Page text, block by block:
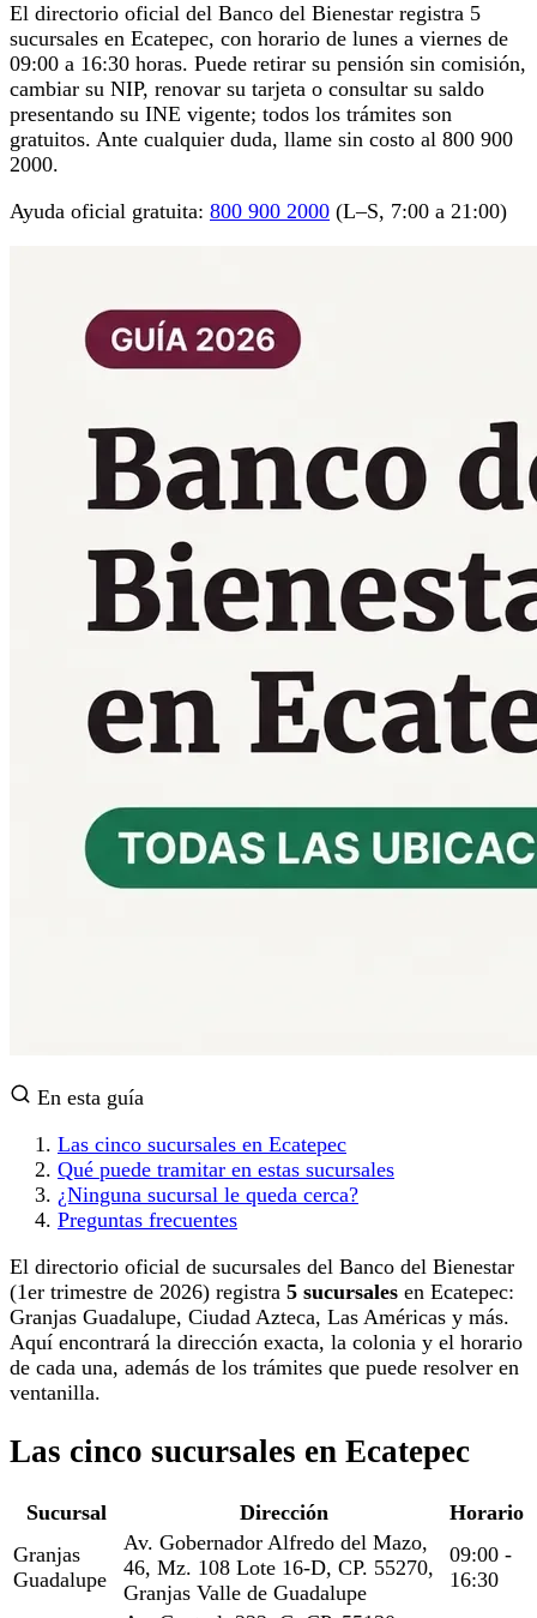
El directorio oficial del Banco del Bienestar registra 5
sucursales en Ecatepec, con horario de lunes a viernes de
09:00 a 16:30 horas. Puede retirar su pensión sin comisión,
cambiar su NIP, renovar su tarjeta o consultar su saldo
presentando su INE vigente; todos los trámites son
gratuitos. Ante cualquier duda, llame sin costo al 800 900
2000.
Ayuda oficial gratuita: 800 900 2000 (L–S, 7:00 a 21:00)
En esta guía
Las cinco sucursales en Ecatepec
Qué puede tramitar en estas sucursales
¿Ninguna sucursal le queda cerca?
Preguntas frecuentes
El directorio oficial de sucursales del Banco del Bienestar
(1er trimestre de 2026) registra 5 sucursales en Ecatepec:
Granjas Guadalupe, Ciudad Azteca, Las Américas y más.
Aquí encontrará la dirección exacta, la colonia y el horario
de cada una, además de los trámites que puede resolver en
ventanilla.
Las cinco sucursales en Ecatepec
Sucursal Dirección
Horario
Granjas
Guadalupe
Av. Gobernador Alfredo del Mazo,
46, Mz. 108 Lote 16-D, CP. 55270,
Granjas Valle de Guadalupe
09:00 -
16:30